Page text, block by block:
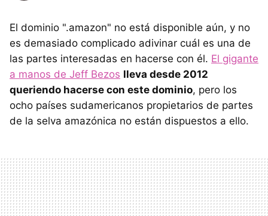
El dominio ".amazon" no está disponible aún, y no
es demasiado complicado adivinar cuál es una de
las partes interesadas en hacerse con él. El gigante
a manos de Jeff Bezos lleva desde 2012
queriendo hacerse con este dominio, pero los
ocho países sudamericanos propietarios de partes
de la selva amazónica no están dispuestos a ello.